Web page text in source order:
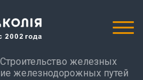
Строительство железных
железнодорожных путей